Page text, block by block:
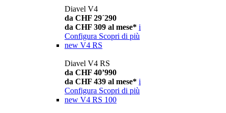
Diavel V4
da CHF 29´290
da CHF 309 al mese* i
Configura Scopri di più
new V4 RS
Diavel V4 RS
da CHF 40’990
da CHF 439 al mese* i
Configura Scopri di più
new V4 RS 100